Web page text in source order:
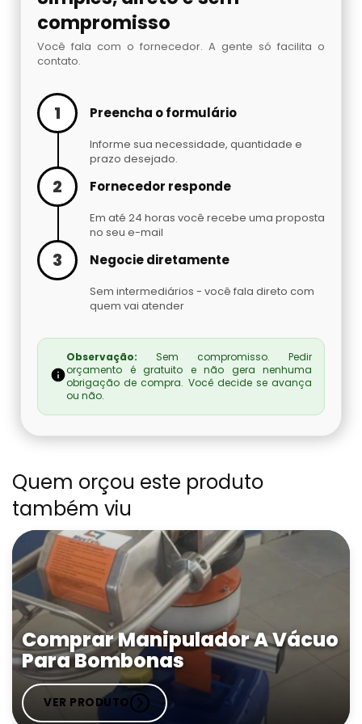
Embaladora De Brindes
Embaladora De Café
Embaladora De Massas
Embaladora De Peças Automotivas
Embaladora De Pó
Embaladora Invertida
Fábrica De Máquinas Empacotadoras
Fábrica De Seladoras
Fabricante De Máquina Seladora
Comprar Manipulador A Vácuo Para
Bombonas
Manipulador A Vácuo Para Caixas Sp
Manipulador A Vácuo Para Chapas
Comprar Manipulador A Vácuo Para Caixas
Manipulador À Vácuo Para Sacaria
compromisso
Você fala com o fornecedor. A gente só facilita o
contato.
1 Preencha o formulário
Informe sua necessidade, quantidade e
prazo desejado.
2 Fornecedor responde
Em até 24 horas você recebe uma proposta
no seu e-mail
3 Negocie diretamente
Sem intermediários - você fala direto com
quem vai atender
Observação: Sem compromisso. Pedir
orçamento é gratuito e não gera nenhuma
obrigação de compra. Você decide se avança
ou não.
Quem orçou este produto
também viu
Comprar Manipulador A Vácuo
Para Bombonas
VER PRODUTO